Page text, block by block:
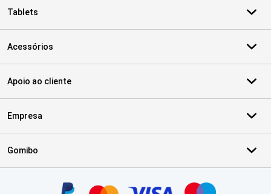
Tablets
Acessórios
Apoio ao cliente
Empresa
Gomibo